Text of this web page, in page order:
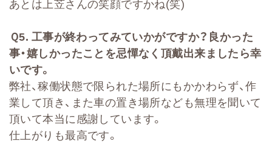
あとは上苙さんの笑顔ですかね(笑)
Ｑ5. 工事が終わってみていかがですか？良かった
事・嬉しかったことを忌憚なく頂戴出来ましたら幸
いです。
弊社、稼働状態で限られた場所にもかかわらず、作
業して頂き、また車の置き場所なども無理を聞いて
頂いて本当に感謝しています。
仕上がりも最高です。